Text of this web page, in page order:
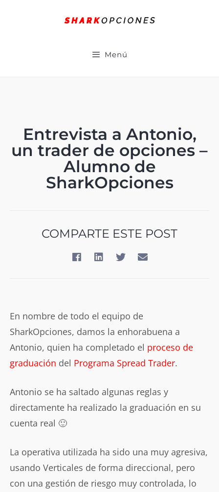
Menú
Entrevista a Antonio,
un trader de opciones –
Alumno de
SharkOpciones
COMPARTE ESTE POST
En nombre de todo el equipo de
SharkOpciones, damos la enhorabuena a
Antonio, quien ha completado el proceso de
graduación del Programa Spread Trader.
Antonio se ha saltado algunas reglas y
directamente ha realizado la graduación en su
cuenta real 🙂
La operativa utilizada ha sido una muy agresiva,
usando Verticales de forma direccional, pero
con una gestión de riesgo muy controlada, lo